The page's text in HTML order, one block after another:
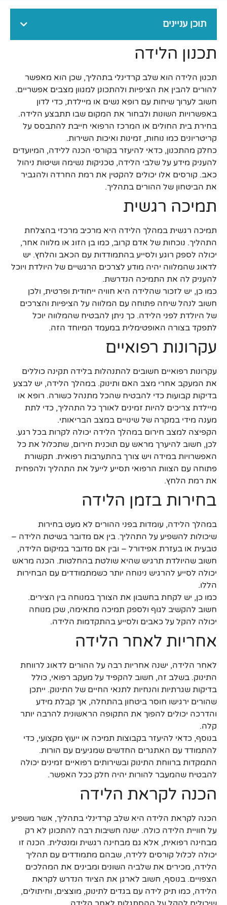
תוכן עניינים
תכנון הלידה
תכנון הלידה הוא שלב קרדינלי בתהליך, שכן הוא מאפשר
להורים להבין את הציפיות ולהתכונן למגוון מצבים אפשריים.
חשוב לערוך שיחות עם רופא נשים או מיילדת, כדי לדון
באפשרויות השונות ולבחור את המקום שבו תתבצע הלידה.
בחירת בית החולים או המרכז הרפואי חייבת להתבסס על
קריטריונים כמו נוחות, זמינות ואיכות השירות.
כחלק מהתכנון, כדאי להיעזר בקורסי הכנה ללידה, המיועדים
להעניק מידע על שלבי הלידה, טכניקות נשימה ושיטות ניהול
כאב. קורסים אלו יכולים להקטין את רמת החרדה ולהגביר
את הביטחון של ההורים בתהליך.
תמיכה רגשית
תמיכה רגשית במהלך הלידה היא מרכיב מרכזי בהצלחת
התהליך. נוכחות של אדם קרוב, כמו בן הזוג או מלווה אחר,
יכולה לספק רוגע ולסייע בהתמודדות עם הכאב והלחץ. יש
לדאוג שהמלווה יהיה מודע לצרכים הרגשיים של היולדת ויוכל
להעניק לה את התמיכה הנדרשת.
כמו כן, יש לזכור שהלידה היא חוויה ייחודית ופרטית, ולכן
חשוב לנהל שיחה פתוחה עם המלווה על הציפיות והצרכים
של היולדת לפני הלידה. כך ניתן להבטיח שהמלווה יוכל
לתפקד בצורה האופטימלית במעמד המיוחד הזה.
עקרונות רפואיים
עקרונות רפואיים חשובים להתנהלות בלידה תקינה כוללים
את המעקב אחרי מצב האם ותינוק. במהלך הלידה, יש לבצע
בדיקות קבועות כדי להבטיח שהכל מתנהל כשורה. רופא או
מיילדת צריכים להיות זמינים לאורך כל התהליך, כדי לתת
מענה מידי במקרה של שינויים במצב הבריאותי.
הקפיצה למצב חירום במהלך הלידה יכולה לקרות בכל רגע.
לכן, חשוב להיערך מראש עם תוכנית חירום, שתכלול את כל
האפשרויות במידה ויש צורך בהתערבות רפואית. תקשורת
פתוחה עם הצוות הרפואי תסייע לייעל את התהליך ולהפחית
את רמת הלחץ.
בחירות בזמן הלידה
במהלך הלידה, עומדות בפני ההורים לא מעט בחירות
שיכולות להשפיע על התהליך. בין אם מדובר בשיטת הלידה –
טבעית או בעזרת אפידורל – ובין אם מדובר במיקום הלידה,
חשוב שהיולדת תרגיש שהיא שולטת בהחלטות. הכנה מראש
יכולה לסייע להרגיש נינוחה יותר כשמתמודדים עם הבחירות
הללו.
כמו כן, יש לקחת בחשבון את הצורך במנוחה בין הצירים.
חשוב להקשיב לגוף ולספק תמיכה מתאימה, שכן מנוחה
יכולה להקל על כאבים ולסייע בהתקדמות הלידה.
אחריות לאחר הלידה
לאחר הלידה, ישנה אחריות רבה על ההורים לדאוג לרווחת
התינוק. בשלב זה, חשוב להקפיד על מעקב רפואי, כולל
בדיקות שגרתיות והנחיות לתנאי החיים של התינוק. ייתכן
שהורים ירגישו חוסר ביטחון בהתחלה, אך קבלת מידע
והדרכה יכולים להפוך את התקופה הראשונית להרבה יותר
קלה.
בנוסף, כדאי להיעזר בקבוצות תמיכה או ייעוץ מקצועי, כדי
להתמודד עם האתגרים החדשים שמגיעים עם הורות.
התמקדות ברווחת התינוק ובשירותים רפואיים זמינים יכולה
להבטיח שהמעבר להורות יהיה חלק ככל האפשר.
הכנה לקראת הלידה
הכנה לקראת הלידה היא שלב קרדינלי בתהליך, אשר משפיע
על חוויית הלידה כולה. ישנה חשיבות רבה להתכונן לא רק
מבחינה רפואית, אלא גם מבחינה רגשית ומנטלית. הכנה זו
יכולה לכלול קורסים ללידה, שבהם מתמודדים עם תהליך
הלידה, מכירים את שלביה השונים ומבינים את המהלכים
הצפויים. בנוסף, חשוב לארגן את הציוד הנדרש לקראת
הלידה, כמו תיק לידה עם בגדים לתינוק, מוצצים, וחיתולים,